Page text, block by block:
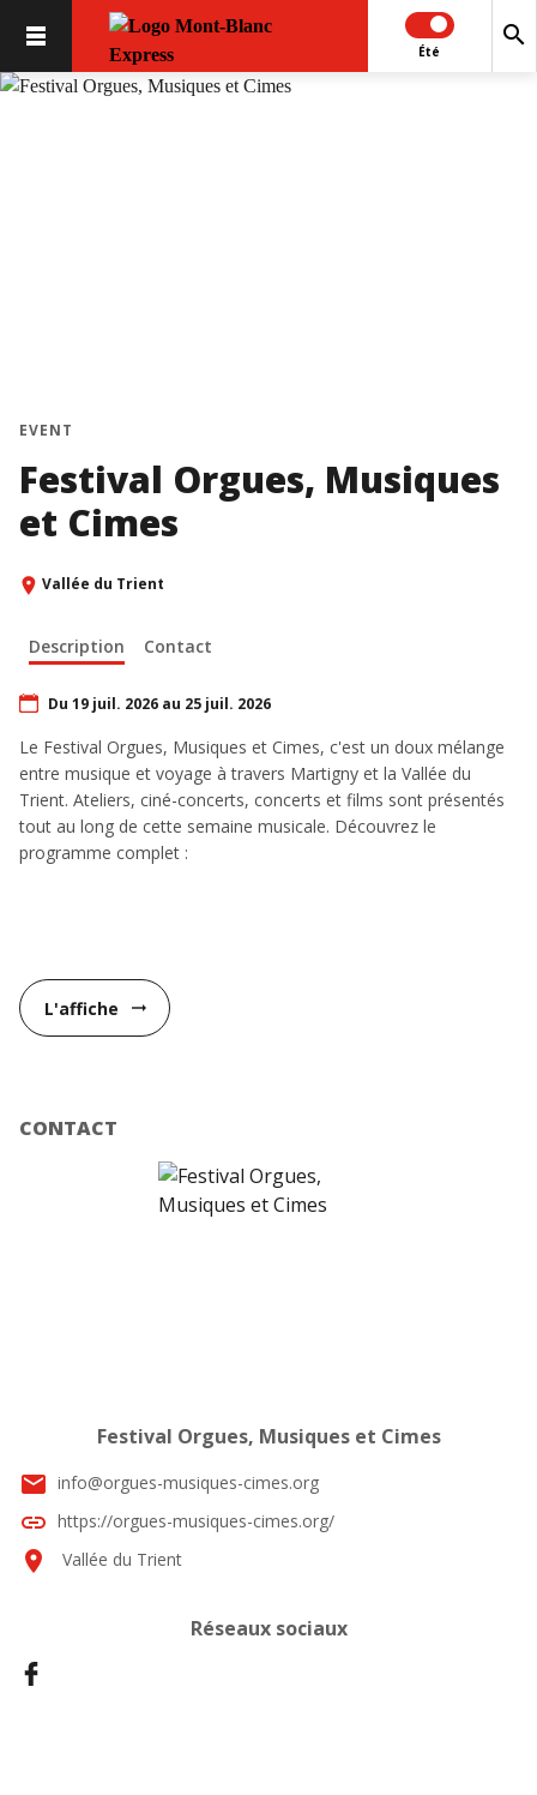
Été
search
EVENT
Festival Orgues, Musiques
et Cimes
Vallée du Trient
Description Contact
Du 19 juil. 2026 au 25 juil. 2026
Le Festival Orgues, Musiques et Cimes, c'est un doux mélange
entre musique et voyage à travers Martigny et la Vallée du
Trient. Ateliers, ciné-concerts, concerts et films sont présentés
tout au long de cette semaine musicale. Découvrez le
programme complet :
L'affiche arrow_right_alt
CONTACT
Festival Orgues, Musiques et Cimes
email info@orgues-musiques-cimes.org
link https://orgues-musiques-cimes.org/
location_on Vallée du Trient
Réseaux sociaux